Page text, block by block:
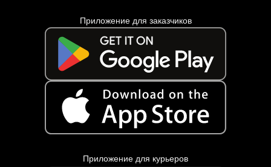
Приложение для заказчиков
Приложение для курьеров